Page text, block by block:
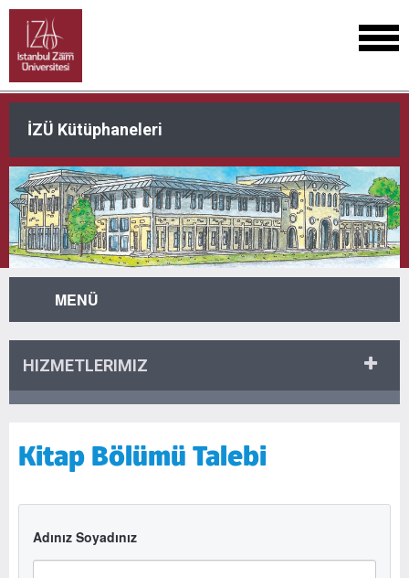
İZÜ Kütüphaneleri
MENÜ
HIZMETLERIMIZ
Kitap Bölümü Talebi
Adınız Soyadınız